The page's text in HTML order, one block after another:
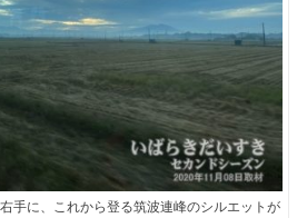
手に、これから登る筑波連峰のシルエットが